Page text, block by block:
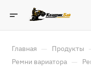
Главная — Продукты
Ремни вариатора —